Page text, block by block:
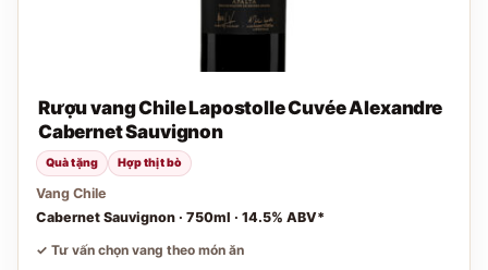
Rượu vang Chile Lapostolle Cuvée Alexandre
Cabernet Sauvignon
Quà tặng Hợp thịt bò
Vang Chile
Cabernet Sauvignon · 750ml · 14.5% ABV*
✓ Tư vấn chọn vang theo món ăn